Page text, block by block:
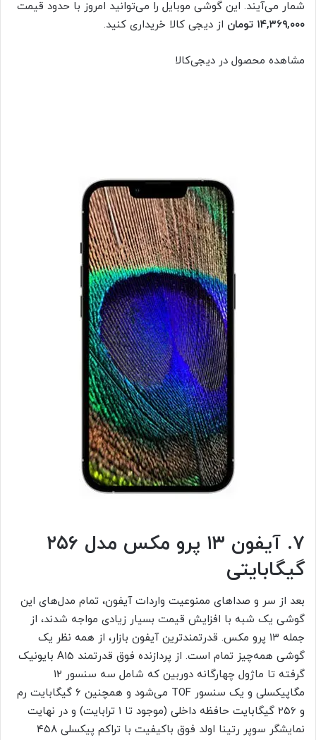
شمار می‌آیند. این گوشی موبایل را می‌توانید امروز با حدود قیمت
۱۴,۳۶۹,۰۰۰ تومان
از دیجی کالا خریداری کنید.
مشاهده محصول در دیجی‌کالا
۷. آیفون ۱۳ پرو مکس مدل ۲۵۶
گیگابایتی
بعد از سر و صداهای ممنوعیت واردات آیفون، تمام مدل‌های این
گوشی یک شبه با افزایش قیمت بسیار زیادی مواجه شدند، از
جمله ۱۳ پرو مکس. قدرتمندترین آیفون بازار، از همه نظر یک
گوشی همه‌چیز تمام است. از پردازنده فوق قدرتمند A15 بایونیک
گرفته تا ماژول چهارگانه دوربین که شامل سه سنسور ۱۲
مگاپیکسلی و یک سنسور TOF می‌شود و همچنین ۶ گیگابایت رم
و ۲۵۶ گیگابایت حافظه داخلی (موجود تا ۱ ترابایت) و در نهایت
نمایشگر سوپر رتینا اولد فوق با‌کیفیت با تراکم پیکسلی ۴۵۸